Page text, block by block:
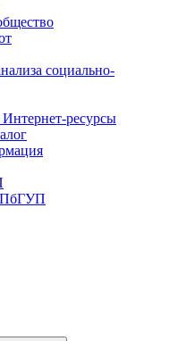
социально-
ресурсы